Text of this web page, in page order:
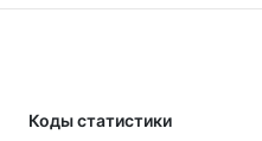
Коды статистики